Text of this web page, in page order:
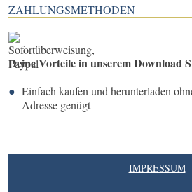
ZAHLUNGSMETHODEN
Deine Vorteile in unserem Download
Einfach kaufen und herunterladen
Adresse genügt
IMPRESSUM